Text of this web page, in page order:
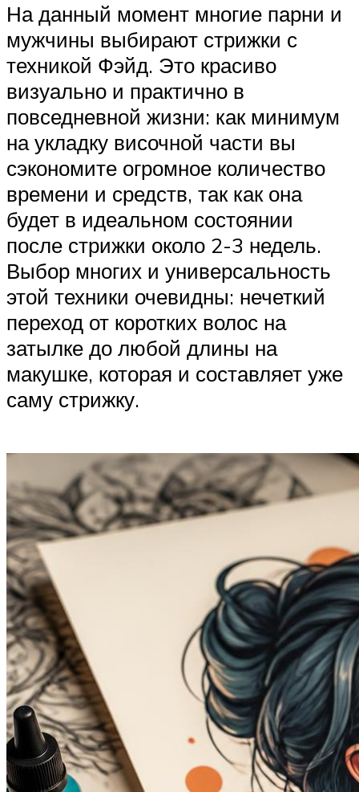
На данный момент многие парни и
мужчины выбирают стрижки с
техникой Фэйд. Это красиво
визуально и практично в
повседневной жизни: как минимум
на укладку височной части вы
сэкономите огромное количество
времени и средств, так как она
будет в идеальном состоянии
после стрижки около 2-3 недель.
Выбор многих и универсальность
этой техники очевидны: нечеткий
переход от коротких волос на
затылке до любой длины на
макушке, которая и составляет уже
саму стрижку.